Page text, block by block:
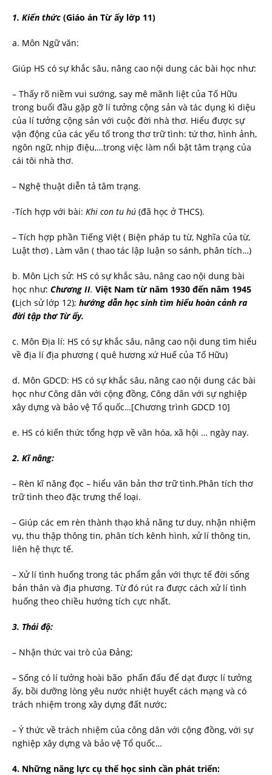
1. Kiến thức (Giáo án Từ ấy lớp 11)
a. Môn Ngữ văn:
Giúp HS có sự khắc sâu, nâng cao nội dung các bài học như:
– Thấy rõ niềm vui sướng, say mê mãnh liệt của Tố Hữu
trong buổi đầu gặp gỡ lí tưởng cộng sản và tác dụng kì diệu
của lí tưởng cộng sản với cuộc đời nhà thơ. Hiểu được sự
vận động của các yếu tố trong thơ trữ tình: tứ thơ, hình ảnh,
ngôn ngữ, nhịp điệu,…trong việc làm nổi bật tâm trạng của
cái tôi nhà thơ.
– Nghệ thuật diễn tả tâm trạng.
-Tích hợp với bài: Khi con tu hú (đã học ở THCS).
– Tích hợp phần Tiếng Việt ( Biện pháp tu từ, Nghĩa của từ,
Luật thơ) , Làm văn ( thao tác lập luận so sánh, phân tích…)
b. Môn Lịch sử: HS có sự khắc sâu, nâng cao nội dung bài
học như: Chương II. Việt Nam từ năm 1930 đến năm 1945
(Lịch sử lớp 12); hướng dẫn học sinh tìm hiểu hoàn cảnh ra
đời tập thơ Từ ấy.
c. Môn Địa lí: HS có sự khắc sâu, nâng cao nội dung tìm hiểu
về địa lí địa phương ( quê hương xứ Huế của Tố Hữu)
d. Môn GDCD: HS có sự khắc sâu, nâng cao nội dung các bài
học như Công dân với cộng đồng, Công dân với sự nghiệp
xây dựng và bảo vệ Tổ quốc…[Chương trình GDCD 10]
e. HS có kiến thức tổng hợp về văn hóa, xã hội … ngày nay.
2. Kĩ năng:
– Rèn kĩ năng đọc – hiểu văn bản thơ trữ tình.Phân tích thơ
trữ tình theo đặc trưng thể loại.
– Giúp các em rèn thành thạo khả năng tư duy, nhận nhiệm
vụ, thu thập thông tin, phân tích kênh hình, xử lí thông tin,
liên hệ thực tế.
– Xử lí tình huống trong tác phẩm gắn với thực tế đời sống
bản thân và địa phương. Từ đó rút ra được cách xử lí tình
huống theo chiều hướng tích cực nhất.
3. Thái độ:
– Nhận thức vai trò của Đảng;
– Sống có lí tưởng hoài bão phấn đấu để dạt được lí tưởng
ấy, bồi dưỡng lòng yêu nước nhiệt huyết cách mạng và có
trách nhiệm trong xây dựng đất nước;
– Ý thức về trách nhiệm của công dân với cộng đồng, với sự
nghiệp xây dựng và bảo vệ Tổ quốc…
4. Những năng lực cụ thể học sinh cần phát triển: